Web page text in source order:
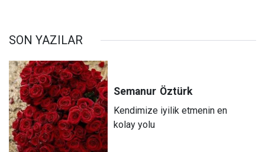
SON YAZILAR
Semanur Öztürk
Kendimize iyilik etmenin en
kolay yolu